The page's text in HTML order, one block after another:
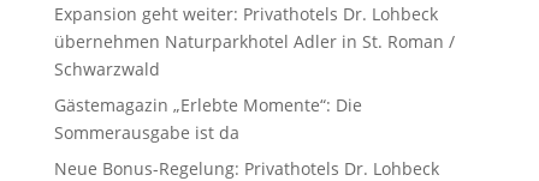
Expansion geht weiter: Privathotels Dr. Lohbeck
übernehmen Naturparkhotel Adler in St. Roman /
Schwarzwald
Gästemagazin „Erlebte Momente“: Die
Sommerausgabe ist da
Neue Bonus-Regelung: Privathotels Dr. Lohbeck